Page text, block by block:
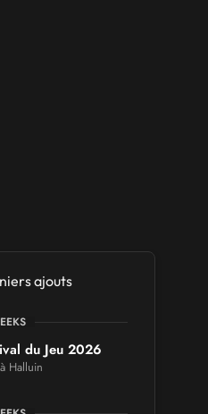
ajouts
du Jeu 2026
Halluin